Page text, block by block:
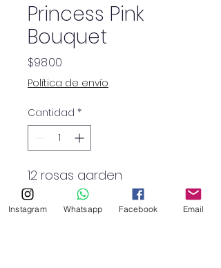
Princess Pink
Bouquet
$98.00
Política de envío
Cantidad *
12 rosas garden
5 ranúnculos
12 claveles fucsia
Instagram Whatsapp Facebook Email